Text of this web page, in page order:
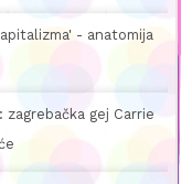
- anatomija
gej Carrie